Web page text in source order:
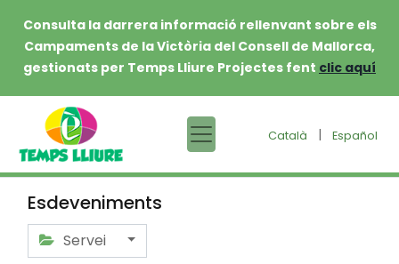
Consulta la darrera informació rellenvant sobre els
Campaments de la Victòria del Consell de Mallorca,
gestionats per Temps Lliure Projectes fent clic aquí
Català | Español
Esdeveniments
Servei